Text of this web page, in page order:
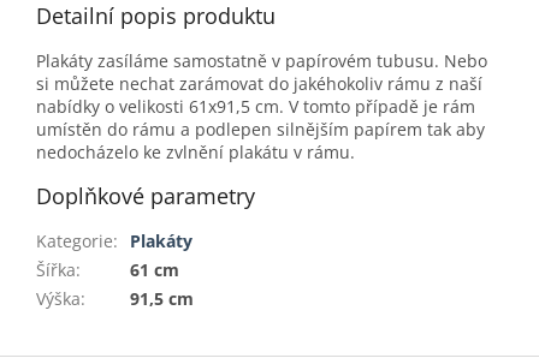
Detailní popis produktu
Plakáty zasíláme samostatně v papírovém tubusu. Nebo
si můžete nechat zarámovat do jakéhokoliv rámu z naší
nabídky o velikosti 61x91,5 cm. V tomto případě je rám
umístěn do rámu a podlepen silnějším papírem tak aby
nedocházelo ke zvlnění plakátu v rámu.
Doplňkové parametry
Kategorie:
Plakáty
Šířka:
61 cm
Výška: 91,5 cm